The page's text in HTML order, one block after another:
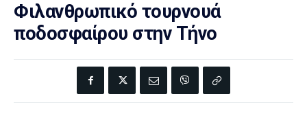
Φιλανθρωπικό τουρνουά
ποδοσφαίρου στην Τήνο